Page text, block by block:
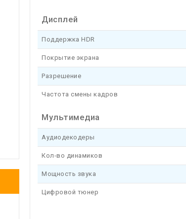
Дисплей
Поддержка HDR
Покрытие экрана
Разрешение
Частота смены кадров
Мультимедиа
Аудиодекодеры
Кол-во динамиков
Мощность звука
Цифровой тюнер